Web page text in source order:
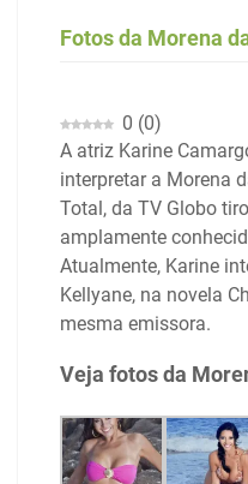
Fotos da Morena
0 (0)
A atriz Karine
interpretar a Morena
Total, da TV Globo
amplamente
Atualmente, Karine
Kellyane, na novela
mesma emissora.
Veja fotos da